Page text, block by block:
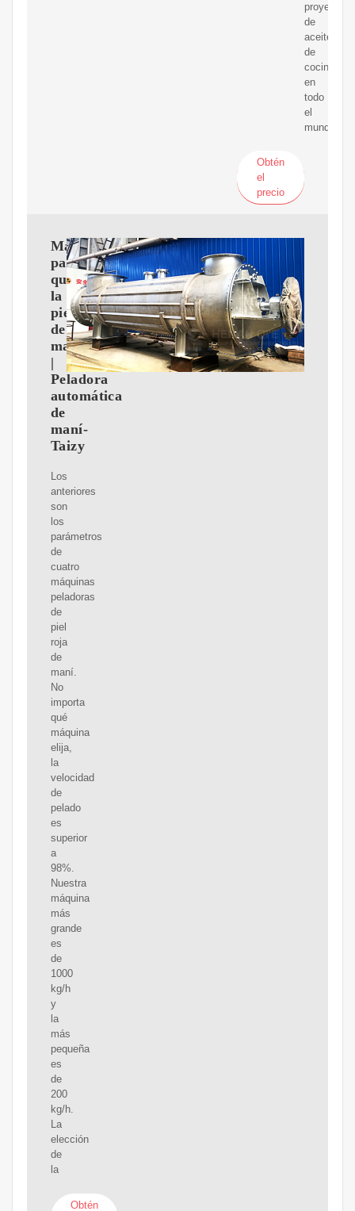
proyectos
de
aceite
de
cocina
en
todo
el
mundo.
Obtén
el
precio
Máquina
para
quitar
la
piel
de
maní
|
Peladora
automática
de
maní-
Taizy
Los
anteriores
son
los
parámetros
de
cuatro
máquinas
peladoras
de
piel
roja
de
maní.
No
importa
qué
máquina
elija,
la
velocidad
de
pelado
es
superior
a
98%.
Nuestra
máquina
más
grande
es
de
1000
kg/h
y
la
más
pequeña
es
de
200
kg/h.
La
elección
de
la
Obtén